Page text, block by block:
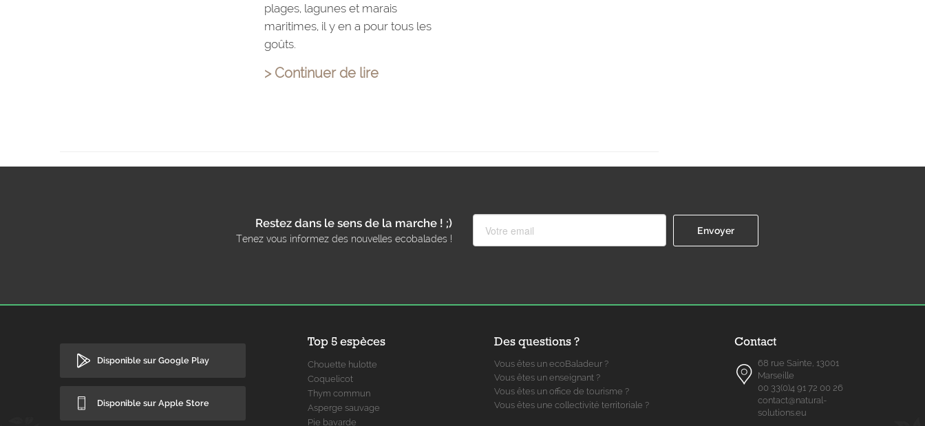
plages, lagunes et marais
maritimes, il y en a pour tous les
goûts.
> Continuer de lire
Restez dans le sens de la marche ! ;)
Tenez vous informez des nouvelles ecobalades !
Disponible sur Google Play
Disponible sur Apple Store
Top 5 espèces
Chouette hulotte
Coquelicot
Thym commun
Asperge sauvage
Pie bavarde
Des questions ?
Vous êtes un ecoBaladeur ?
Vous êtes un enseignant ?
Vous êtes un office de tourisme ?
Vous êtes une collectivité territoriale ?
Contact
68 rue Sainte, 13001
Marseille
00 33(0)4 91 72 00 26
contact@natural-
solutions.eu